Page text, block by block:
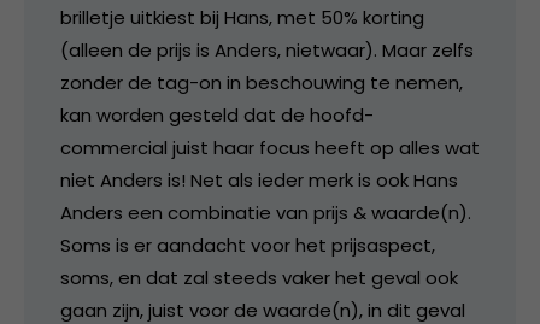
brilletje uitkiest bij Hans, met 50% korting
(alleen de prijs is Anders, nietwaar). Maar zelfs
zonder de tag-on in beschouwing te nemen,
kan worden gesteld dat de hoofd-
commercial juist haar focus heeft op alles wat
niet Anders is! Net als ieder merk is ook Hans
Anders een combinatie van prijs & waarde(n).
Soms is er aandacht voor het prijsaspect,
soms, en dat zal steeds vaker het geval ook
gaan zijn, juist voor de waarde(n), in dit geval